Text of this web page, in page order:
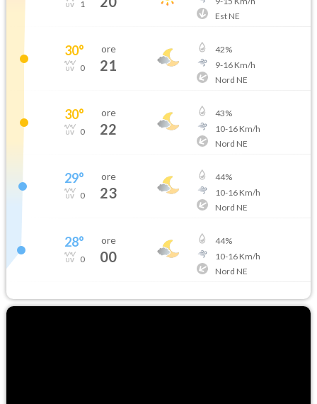
1
Est NE
30°
0
ore
21
42%
9-16Km/h
Nord NE
30°
0
ore
22
43%
10-16Km/h
Nord NE
29°
0
ore
23
44%
10-16Km/h
Nord NE
28°
0
ore
00
44%
10-16Km/h
Nord NE